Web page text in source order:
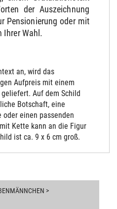
der Auszeichnung
Pensionierung oder mit
Ihrer Wahl.
an, wird das
Aufpreis mit einem
Auf dem Schild
Botschaft, eine
oder einen passenden
Kette kann an die Figur
ist ca. 9 x 6 cm groß.
>